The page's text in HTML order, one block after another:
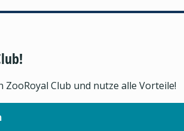
Club und nutze alle Vorteile!